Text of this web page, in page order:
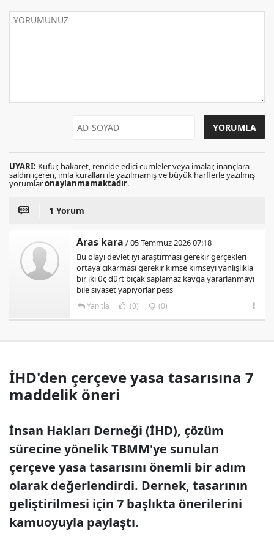
UYARI: Küfür, hakaret, rencide edici cümleler veya imalar, inançlara
saldırı içeren, imla kuralları ile yazılmamış ve büyük harflerle yazılmış
yorumlaronaylanmamaktadır.
1 Yorum
Aras kara / 05 Temmuz 2026 07:18
Bu olayı devlet iyi araştırması gerekir gerçekleri
ortaya çıkarması gerekir kimse kimseyi yanlışlıkla
bir iki üç dürt bıçak saplamaz kavga yararlanmayı
bile siyaset yapıyorlar pess
Yanıtla (0) (0)
İHD'den çerçeve yasa tasarısına 7
maddelik öneri
İnsan Hakları Derneği (İHD), çözüm
sürecine yönelik TBMM'ye sunulan
çerçeve yasa tasarısını önemli bir adım
olarak değerlendirdi. Dernek, tasarının
geliştirilmesi için 7 başlıkta önerilerini
kamuoyuyla paylaştı.